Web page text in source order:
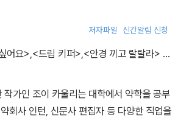
저자파일 신간알림 신청
어요>,<드림 키퍼>,<안경 끼고 랄랄라> …
가인 조이 카울리는 대학에서 약학을 공부
회사 인턴, 신문사 편집자 등 다양한 직업을